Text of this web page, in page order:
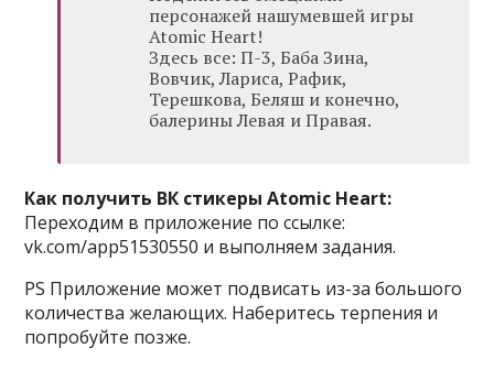
персонажей нашумевшей игры
Atomic Heart!
Здесь все: П-3, Баба Зина,
Вовчик, Лариса, Рафик,
Терешкова, Беляш и конечно,
балерины Левая и Правая.
Как получить ВК стикеры Atomic Heart:
Переходим в приложение по ссылке:
vk.com/app51530550 и выполняем задания.
PS Приложение может подвисать из-за большого
количества желающих. Наберитесь терпения и
попробуйте позже.